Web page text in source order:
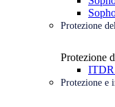
Protezione
Protezione
ITDR
Protezione e